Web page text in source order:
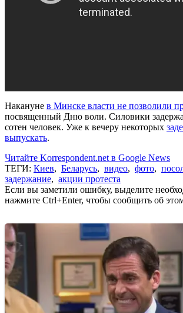
Накануне в Минске власти не позволили
посвященный Дню воли. Силовики
сотен человек. Уже к вечеру некоторых
выпускать.
Читайте Korrespondent.net в Google News
ТЕГИ: Киев, Беларусь, видео, фото,
задержание, акции протеста
Если вы заметили ошибку, выделите
нажмите Ctrl+Enter, чтобы сообщить об